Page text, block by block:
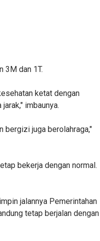
3M dan 1T.
ketat dengan
imbaunya.
bergizi juga berolahraga,"
bekerja dengan normal.
jalannya Pemerintahan
tetap berjalan dengan